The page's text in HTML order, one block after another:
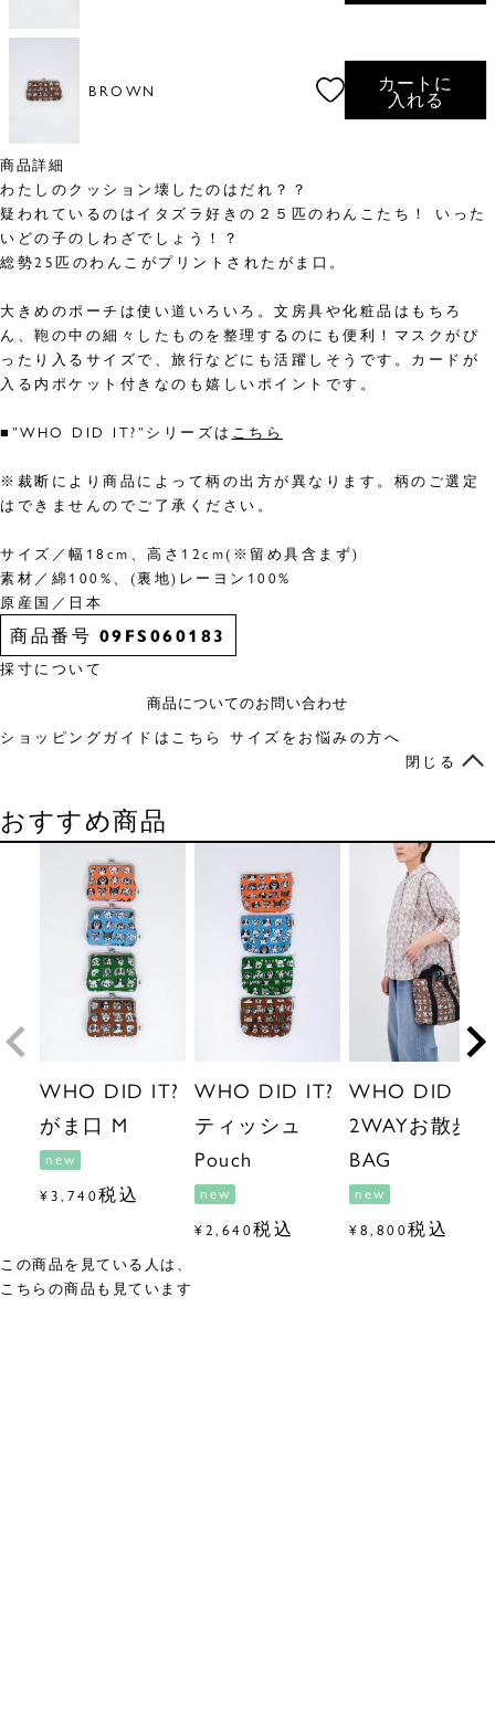
BROWN
カートに
入れる
商品詳細
わたしのクッション壊したのはだれ？？
疑われているのはイタズラ好きの２５匹のわんこたち！ いった
いどの子のしわざでしょう！？
総勢25匹のわんこがプリントされたがま口。
大きめのポーチは使い道いろいろ。文房具や化粧品はもちろ
ん、鞄の中の細々したものを整理するのにも便利！マスクがぴ
ったり入るサイズで、旅行などにも活躍しそうです。カードが
入る内ポケット付きなのも嬉しいポイントです。
■”WHO DID IT?”シリーズは こちら
※裁断により商品によって柄の出方が異なります。柄のご選定
はできませんのでご了承ください。
サイズ／幅18cm、高さ12cm(※留め具含まず)
素材／綿100%、(裏地)レーヨン100%
原産国／日本
商品番号 09FS060183
採寸について
商品についてのお問い合わせ
ショッピングガイドはこちら サイズをお悩みの方へ
閉じる
おすすめ商品
WHO DID IT?
がま口 M
new
¥ 3,740税込
WHO DID IT?
ティッシュ
Pouch
new
¥2,640税込
WHO DID IT?
2WAYお散歩
BAG
new
¥8,800税込
この商品を見ている人は、
こちらの商品も見ています